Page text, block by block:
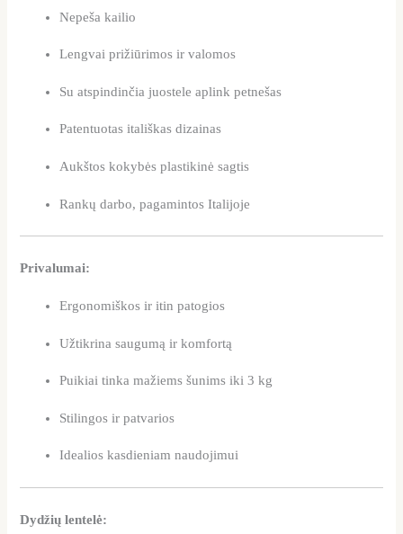
Nepeša kailio
Lengvai prižiūrimos ir valomos
Su atspindinčia juostele aplink petnešas
Patentuotas itališkas dizainas
Aukštos kokybės plastikinė sagtis
Rankų darbo, pagamintos Italijoje
Privalumai:
Ergonomiškos ir itin patogios
Užtikrina saugumą ir komfortą
Puikiai tinka mažiems šunims iki 3 kg
Stilingos ir patvarios
Idealios kasdieniam naudojimui
Dydžių lentelė: